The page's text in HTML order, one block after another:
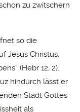
zu zwitschern
so die
Jesus Christus,
(Hebr 12, 2).
hindurch lässt er
Stadt Gottes
als